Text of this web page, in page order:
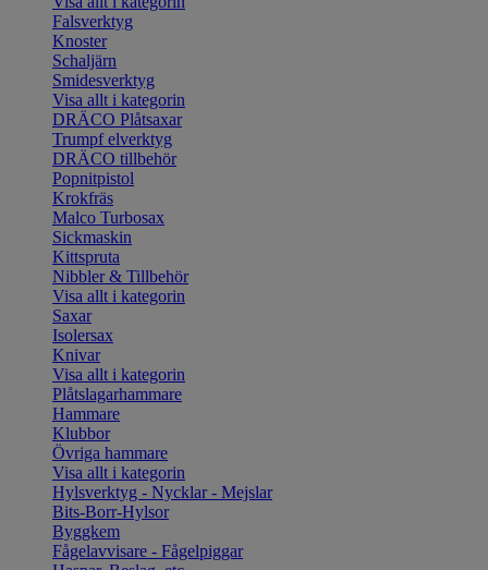
Falsverktyg
Knoster
Schaljärn
Smidesverktyg
Visa allt i kategorin
DRÄCO Plåtsaxar
Trumpf elverktyg
DRÄCO tillbehör
Popnitpistol
Krokfräs
Malco Turbosax
Sickmaskin
Kittspruta
Nibbler & Tillbehör
Visa allt i kategorin
Saxar
Isolersax
Knivar
Visa allt i kategorin
Plåtslagarhammare
Hammare
Klubbor
Övriga hammare
Visa allt i kategorin
Hylsverktyg - Nycklar - Mejslar
Bits-Borr-Hylsor
Byggkem
Fågelavvisare - Fågelpiggar